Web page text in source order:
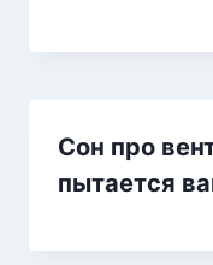
Сон про
пытается